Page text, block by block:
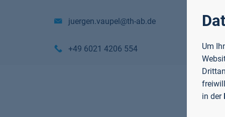
juergen.vaupel@th-ab.de
+49 6021 4206 554
Um
in der